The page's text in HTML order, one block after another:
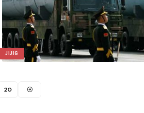
JIJIG
20